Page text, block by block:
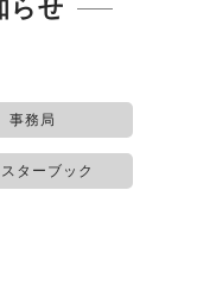
らせ
事務局
ターブック